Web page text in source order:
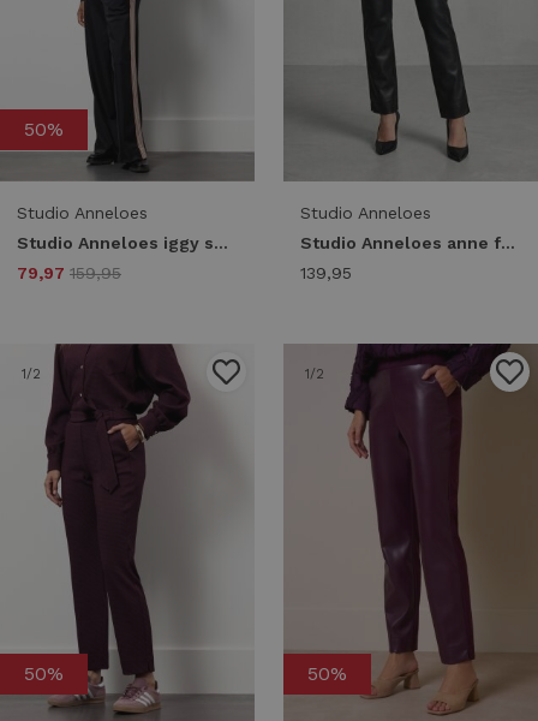
50%
Studio Anneloes
Studio Anneloes iggy shiny bonded trousers 13425 Broek 9000 black
79,97 159,95
Studio Anneloes
Studio Anneloes anne faux leather trousers 13328 Broek 9000 black
139,95
1/2
50%
1/2
50%